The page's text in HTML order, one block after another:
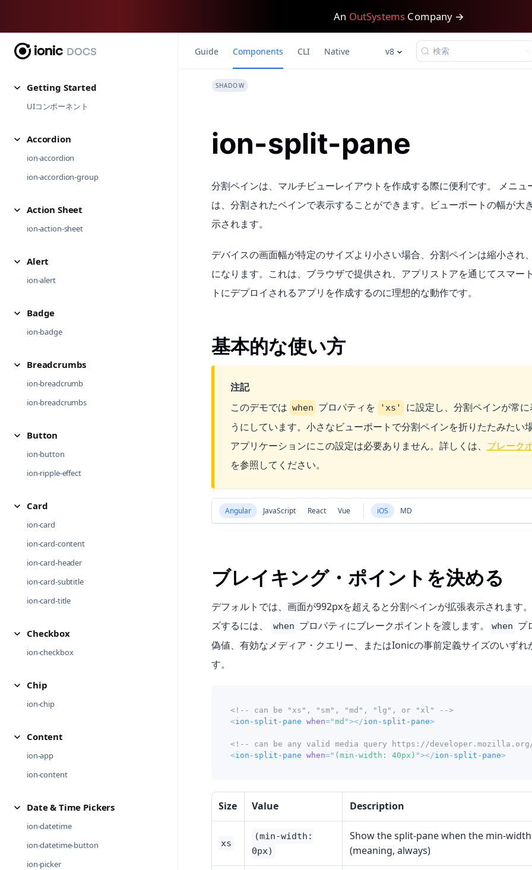
An OutSystems Company →
Getting Started
UIコンポーネント
Accordion
ion-accordion
ion-accordion-group
Action Sheet
ion-action-sheet
Alert
ion-alert
Badge
ion-badge
Breadcrumbs
ion-breadcrumb
ion-breadcrumbs
Button
ion-button
ion-ripple-effect
Card
ion-card
ion-card-content
ion-card-header
ion-card-subtitle
ion-card-title
Checkbox
ion-checkbox
Chip
ion-chip
Content
ion-app
ion-content
Date & Time Pickers
ion-datetime
ion-datetime-button
ion-picker
Guide Components CLI Native v8 検索
ion-split-pane
SHADOW
分割ペインは、マルチビューレイアウトを作成する際に便利です。 メニュ
は、分割されたペインで表示することができます。ビューポートの幅が大
示されます。
デバイスの画面幅が特定のサイズより小さい場合、分割ペインは縮小され
になります。これは、ブラウザで提供され、アプリストアを通じてスマー
トにデプロイされるアプリを作成するのに理想的な動作です。
基本的な使い方
注記
このデモでは when プロパティを 'xs'
に設定し、分割ペインが常
うにしています。小さなビューポートで分割ペインを折りたたみたい
アプリケーションにこの設定は必要ありません。詳しくは、 ブレーク
を参照してください。
Angular JavaScript React Vue iOS MD
ブレイキング・ポイントを決める
デフォルトでは、画面が992pxを超えると分割ペインが拡張表示されます
ズするには、
when プロパティにブレークポイントを渡します。 when プ
偽値、有効なメディア・クエリー、またはIonicの事前定義サイズのいずれ
す。
<!-- can be "xs", "sm", "md", "lg", or "xl" -->
<ion-split-pane when="md "></ion-split-pane>
<!-- can be any valid media query https://developer.mozilla.org/
<ion-split-pane when=" (min-width: 40px) "></ion-split-pane>
Size Value Description
xs
(min-width:
0px)
Show the split-pane when the min-
(meaning, always)